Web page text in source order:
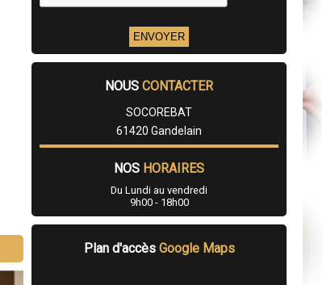
NOUS CONTACTER
SOCOREBAT
61420 Gandelain
NOS HORAIRES
Du Lundi au vendredi
9h00 - 18h00
Plan d'accès Google Maps